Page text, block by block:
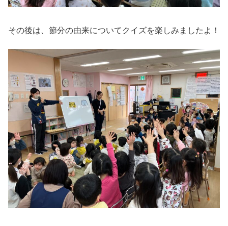
その後は、節分の由来についてクイズを楽しみましたよ！